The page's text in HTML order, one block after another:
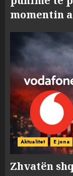
momentin
Aktualitet E jona
Zhvatën